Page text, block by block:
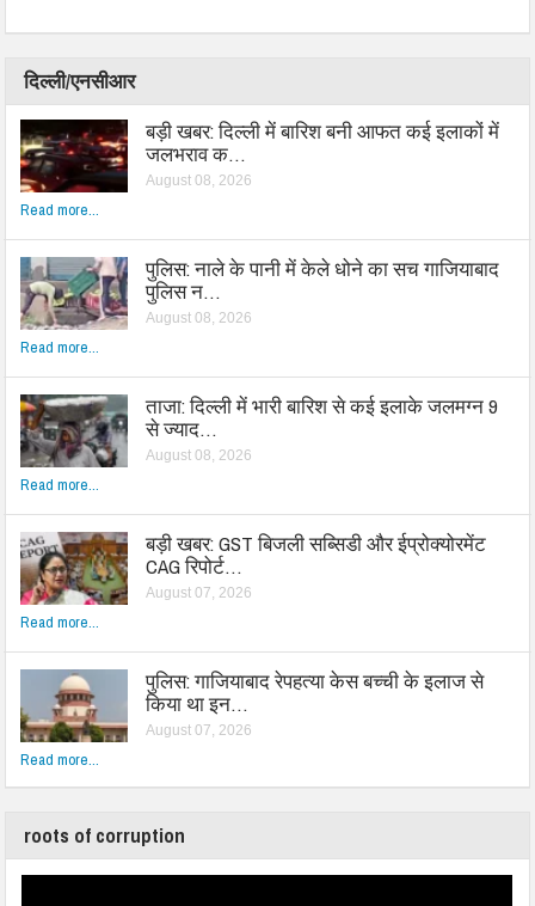
दिल्ली/एनसीआर
बड़ी खबर: दिल्ली में बारिश बनी आफत कई इलाकों में
जलभराव क…
August 08, 2026
Read more...
पुलिस: नाले के पानी में केले धोने का सच गाजियाबाद
पुलिस न…
August 08, 2026
Read more...
ताजा: दिल्ली में भारी बारिश से कई इलाके जलमग्न 9
से ज्याद…
August 08, 2026
Read more...
बड़ी खबर: GST बिजली सब्सिडी और ईप्रोक्योरमेंट
CAG रिपोर्ट…
August 07, 2026
Read more...
पुलिस: गाजियाबाद रेपहत्या केस बच्ची के इलाज से
किया था इन…
August 07, 2026
Read more...
roots of corruption